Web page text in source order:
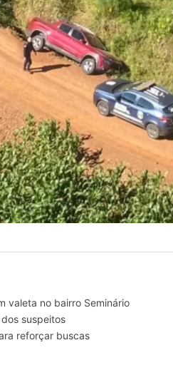
valeta no bairro Seminário
suspeitos
reforçar buscas